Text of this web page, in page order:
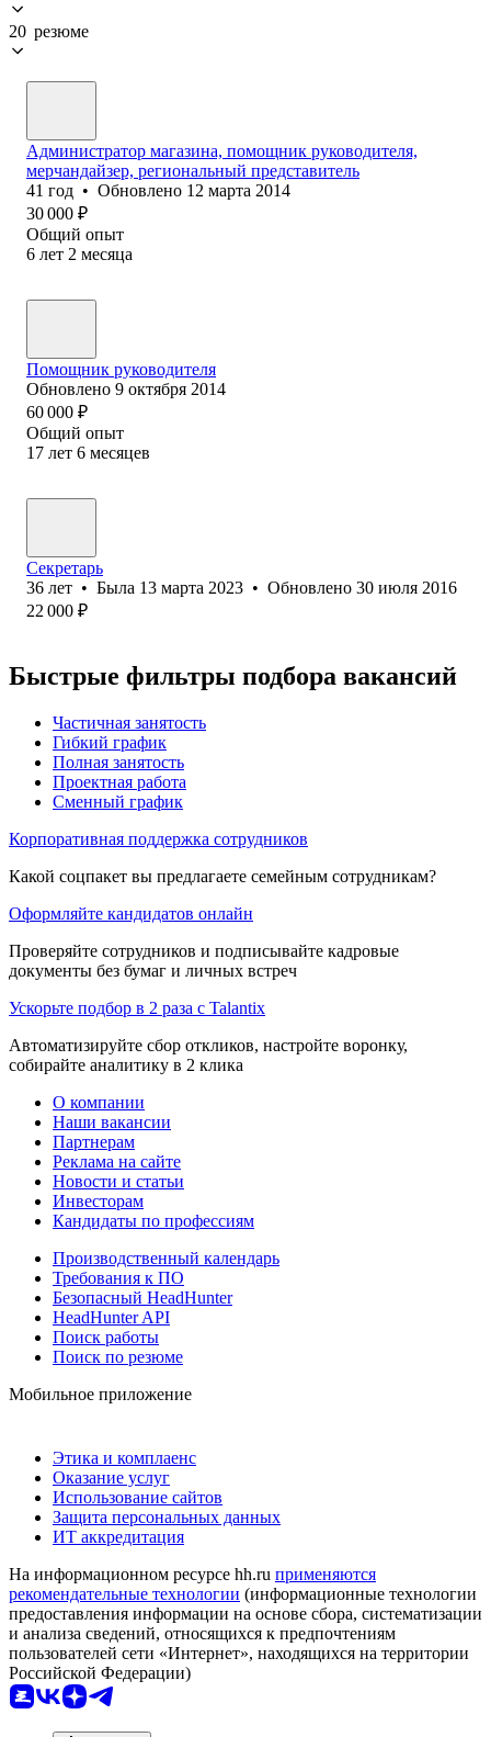
20 резюме
Администратор магазина, помощник руководителя,
мерчандайзер, региональный представитель
41 год • Обновлено 12 марта 2014
30 000 ₽
Общий опыт
6 лет 2 месяца
Помощник руководителя
Обновлено 9 октября 2014
60 000 ₽
Общий опыт
17 лет 6 месяцев
Секретарь
36 лет • Была 13 марта 2023 • Обновлено 30 июля 2016
22 000 ₽
Быстрые фильтры подбора вакансий
Частичная занятость
Гибкий график
Полная занятость
Проектная работа
Сменный график
Корпоративная поддержка сотрудников
Какой соцпакет вы предлагаете семейным сотрудникам?
Оформляйте кандидатов онлайн
Проверяйте сотрудников и подписывайте кадровые
документы без бумаг и личных встреч
Ускорьте подбор в 2 раза с Talantix
Автоматизируйте сбор откликов, настройте воронку,
собирайте аналитику в 2 клика
О компании
Наши вакансии
Партнерам
Реклама на сайте
Новости и статьи
Инвесторам
Кандидаты по профессиям
Производственный календарь
Требования к ПО
Безопасный HeadHunter
HeadHunter API
Поиск работы
Поиск по резюме
Мобильное приложение
Этика и комплаенс
Оказание услуг
Использование сайтов
Защита персональных данных
ИТ аккредитация
На информационном ресурсе hh.ru применяются
рекомендательные технологии (информационные технологии
предоставления информации на основе сбора, систематизации
и анализа сведений, относящихся к предпочтениям
пользователей сети «Интернет», находящихся на территории
Российской Федерации)